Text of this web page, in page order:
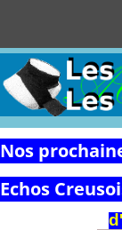
Nos
Echos